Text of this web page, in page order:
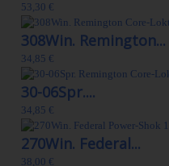
53,30 €
308Win. Remington...
34,85 €
30-06Spr....
34,85 €
270Win. Federal...
38,00 €